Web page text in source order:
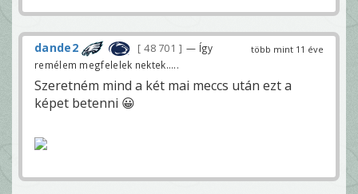
több mint 11 éve
dande2 48 701
— Így
remélem megfelelek nektek.....
Szeretném mind a két mai meccs után ezt a
képet betenni 😀